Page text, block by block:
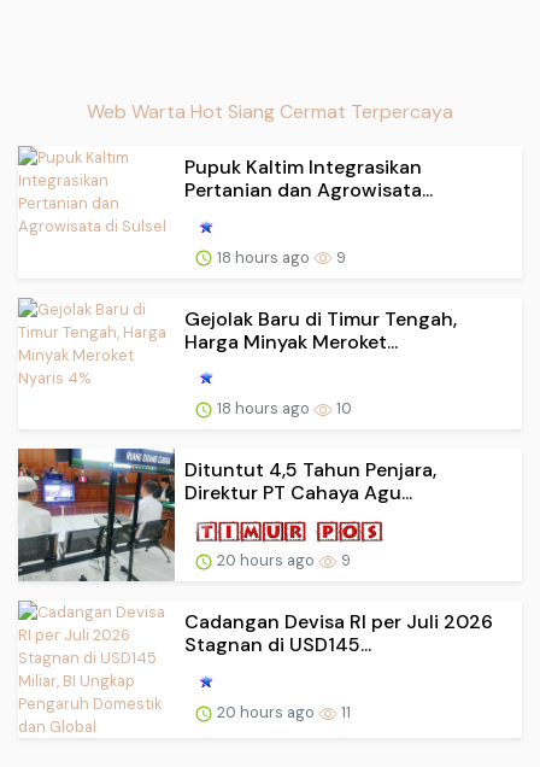
Web Warta Hot Siang Cermat Terpercaya
Pupuk Kaltim Integrasikan
Pertanian dan Agrowisata...
18 hours ago 9
Gejolak Baru di Timur Tengah,
Harga Minyak Meroket...
18 hours ago 10
Dituntut 4,5 Tahun Penjara,
Direktur PT Cahaya Agu...
20 hours ago 9
Cadangan Devisa RI per Juli 2026
Stagnan di USD145...
20 hours ago 11